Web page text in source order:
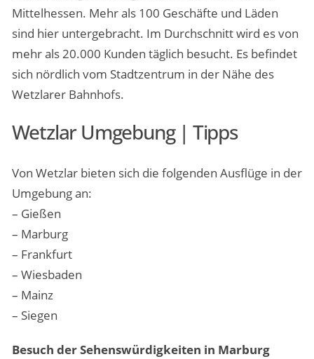
Mittelhessen. Mehr als 100 Geschäfte und Läden
sind hier untergebracht. Im Durchschnitt wird es von
mehr als 20.000 Kunden täglich besucht. Es befindet
sich nördlich vom Stadtzentrum in der Nähe des
Wetzlarer Bahnhofs.
Wetzlar Umgebung | Tipps
Von Wetzlar bieten sich die folgenden Ausflüge in der
Umgebung an:
– Gießen
– Marburg
– Frankfurt
– Wiesbaden
– Mainz
– Siegen
Besuch der Sehenswürdigkeiten in Marburg